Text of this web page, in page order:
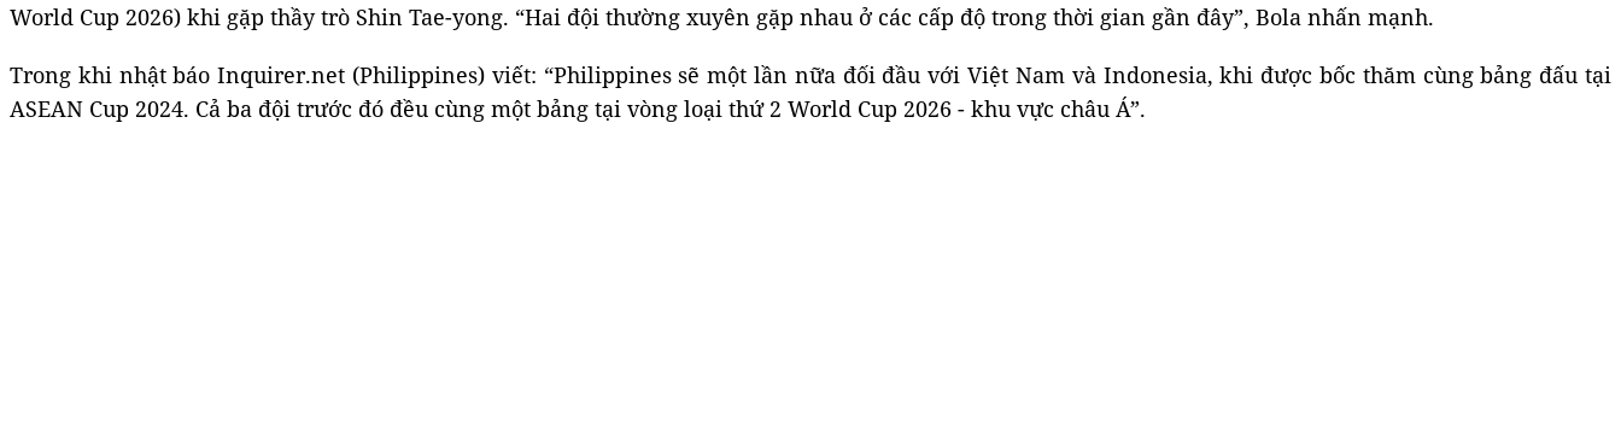
World Cup 2026) khi gặp thầy trò Shin Tae-yong. “Hai đội thường xuyên gặp nhau ở các cấp độ trong thời gian gần đây”, Bola nhấn mạnh.
Trong khi nhật báo Inquirer.net (Philippines) viết: “Philippines sẽ một lần nữa đối đầu với Việt Nam và Indonesia, khi được bốc thăm cùng bảng đấu tại
ASEAN Cup 2024. Cả ba đội trước đó đều cùng một bảng tại vòng loại thứ 2 World Cup 2026 - khu vực châu Á”.